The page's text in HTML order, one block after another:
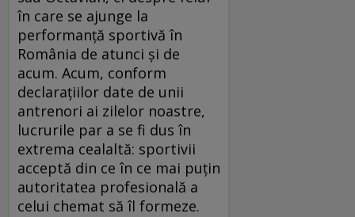
în care se ajunge la
performanță sportivă în
România de atunci și de
acum. Acum, conform
declarațiilor date de unii
antrenori ai zilelor noastre,
lucrurile par a se fi dus în
extrema cealaltă: sportivii
acceptă din ce în ce mai puțin
autoritatea profesională a
celui chemat să îl formeze.